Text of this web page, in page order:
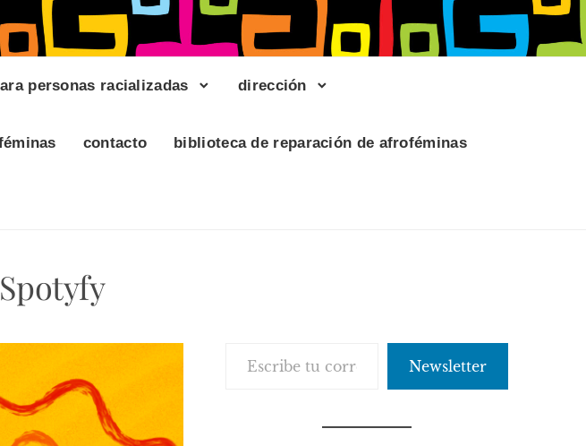
personas racializadas dirección
contacto biblioteca de reparación de afroféminas
Spotyfy
Newsletter